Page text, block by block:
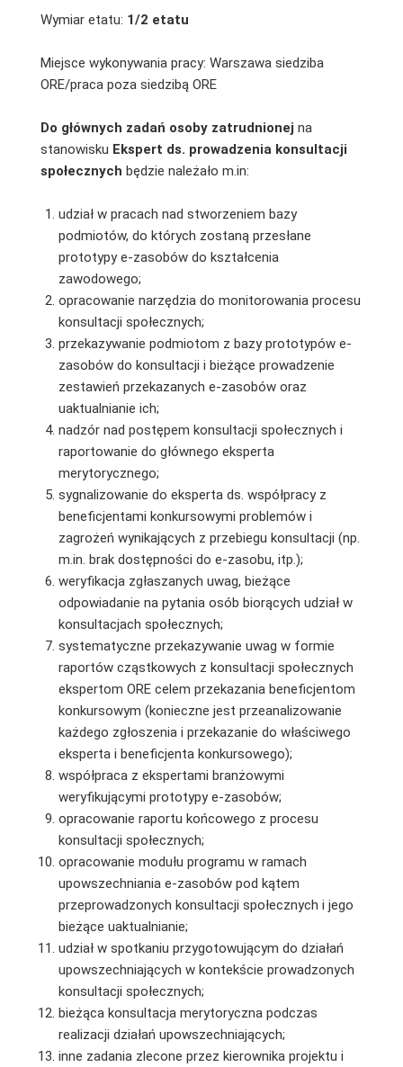
Wymiar etatu: 1/2 etatu
Miejsce wykonywania pracy: Warszawa siedziba
ORE/praca poza siedzibą ORE
Do głównych zadań osoby zatrudnionej na
stanowisku Ekspert ds. prowadzenia konsultacji
społecznych będzie należało m.in:
udział w pracach nad stworzeniem bazy
podmiotów, do których zostaną przesłane
prototypy e-zasobów do kształcenia
zawodowego;
opracowanie narzędzia do monitorowania procesu
konsultacji społecznych;
przekazywanie podmiotom z bazy prototypów e-
zasobów do konsultacji i bieżące prowadzenie
zestawień przekazanych e-zasobów oraz
uaktualnianie ich;
nadzór nad postępem konsultacji społecznych i
raportowanie do głównego eksperta
merytorycznego;
sygnalizowanie do eksperta ds. współpracy z
beneficjentami konkursowymi problemów i
zagrożeń wynikających z przebiegu konsultacji (np.
m.in. brak dostępności do e-zasobu, itp.);
weryfikacja zgłaszanych uwag, bieżące
odpowiadanie na pytania osób biorących udział w
konsultacjach społecznych;
systematyczne przekazywanie uwag w formie
raportów cząstkowych z konsultacji społecznych
ekspertom ORE celem przekazania beneficjentom
konkursowym (konieczne jest przeanalizowanie
każdego zgłoszenia i przekazanie do właściwego
eksperta i beneficjenta konkursowego);
współpraca z ekspertami branżowymi
weryfikującymi prototypy e-zasobów;
opracowanie raportu końcowego z procesu
konsultacji społecznych;
opracowanie modułu programu w ramach
upowszechniania e-zasobów pod kątem
przeprowadzonych konsultacji społecznych i jego
bieżące uaktualnianie;
udział w spotkaniu przygotowującym do działań
upowszechniających w kontekście prowadzonych
konsultacji społecznych;
bieżąca konsultacja merytoryczna podczas
realizacji działań upowszechniających;
inne zadania zlecone przez kierownika projektu i